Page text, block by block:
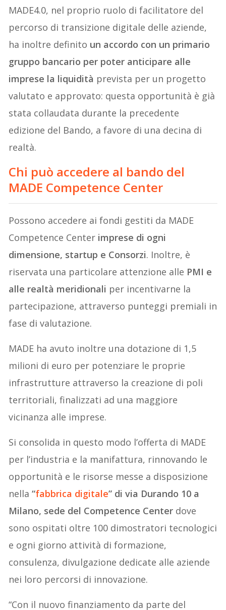
MADE4.0, nel proprio ruolo di facilitatore del
percorso di transizione digitale delle aziende,
ha inoltre definito un accordo con un primario
gruppo bancario per poter anticipare alle
imprese la liquidità prevista per un progetto
valutato e approvato: questa opportunità è già
stata collaudata durante la precedente
edizione del Bando, a favore di una decina di
realtà.
Chi può accedere al bando del
MADE Competence Center
Possono accedere ai fondi gestiti da MADE
Competence Center imprese di ogni
dimensione, startup e Consorzi. Inoltre, è
riservata una particolare attenzione alle PMI e
alle realtà meridionali per incentivarne la
partecipazione, attraverso punteggi premiali in
fase di valutazione.
MADE ha avuto inoltre una dotazione di 1,5
milioni di euro per potenziare le proprie
infrastrutture attraverso la creazione di poli
territoriali, finalizzati ad una maggiore
vicinanza alle imprese.
Si consolida in questo modo l’offerta di MADE
per l’industria e la manifattura, rinnovando le
opportunità e le risorse messe a disposizione
nella“fabbrica digitale” di via Durando 10 a
Milano, sede del Competence Center dove
sono ospitati oltre 100 dimostratori tecnologici
e ogni giorno attività di formazione,
consulenza, divulgazione dedicate alle aziende
nei loro percorsi di innovazione.
“Con il nuovo finanziamento da parte del